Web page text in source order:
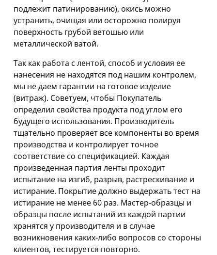
подлежит патинированию), окись можно
устранить, очищая или осторожно полируя
поверхность грубой ветошью или
металлической ватой.
Так как работа с лентой, способ и условия ее
нанесения не находятся под нашим контролем,
мы не даем гарантии на готовое изделие
(витраж). Советуем, чтобы Покупатель
определил свойства продукта под углом его
будущего использования. Производитель
тщательно проверяет все компоненты во время
производства и контролирует точное
соответствие со спецификацией. Каждая
произведенная партия ленты проходит
испытание на изгиб, разрыв, растрескивание и
истирание. Покрытие должно выдержать тест на
истирание не менее 60 раз. Мастер-образцы и
образцы после испытаний из каждой партии
хранятся у производителя и в случае
возникновения каких-либо вопросов со стороны
клиентов, тестируется повторно.